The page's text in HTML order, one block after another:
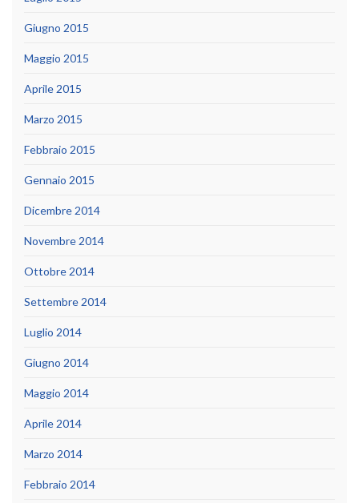
Giugno 2015
Maggio 2015
Aprile 2015
Marzo 2015
Febbraio 2015
Gennaio 2015
Dicembre 2014
Novembre 2014
Ottobre 2014
Settembre 2014
Luglio 2014
Giugno 2014
Maggio 2014
Aprile 2014
Marzo 2014
Febbraio 2014